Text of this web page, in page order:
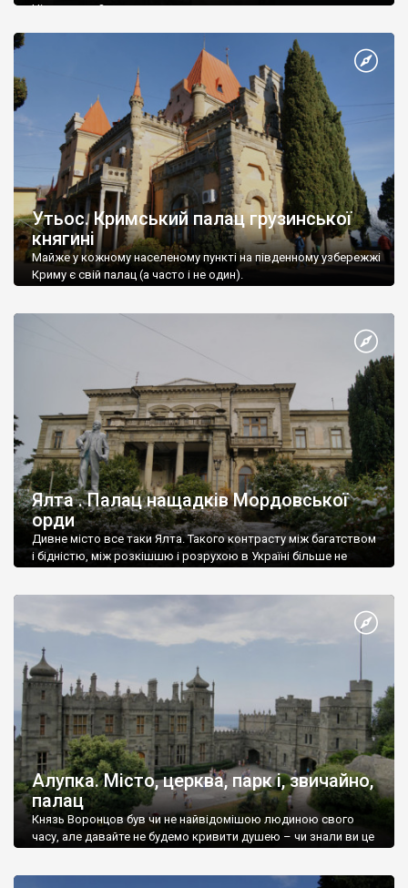
Ніжин греки?
Утьос. Кримський палац грузинської
княгині
Майже у кожному населеному пункті на південному узбережжі
Криму є свій палац (а часто і не один).
Ялта . Палац нащадків Мордовської
орди
Дивне місто все таки Ялта. Такого контрасту між багатством
і бідністю, між розкішшю і розрухою в Україні більше не
Алупка. Місто, церква, парк і, звичайно,
палац
Князь Воронцов був чи не найвідомішою людиною свого
часу, але давайте не будемо кривити душею – чи знали ви це